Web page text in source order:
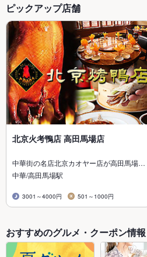
ピックアップ店舗
北京火考鴨店 高田馬場店
中華街の名店北京カオヤー店が高田馬場…
中華/高田馬場駅
3001～4000円 501～1000円
おすすめのグルメ・クーポン情報